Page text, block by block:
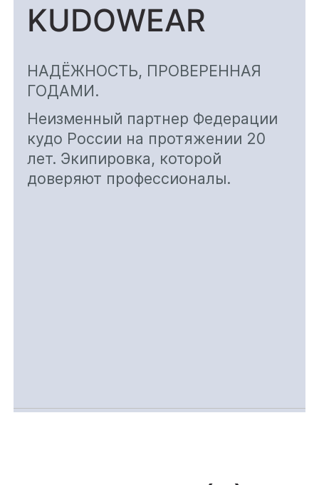
KUDOWEAR
НАДЁЖНОСТЬ, ПРОВЕРЕННАЯ
ГОДАМИ.
Неизменный партнер Федерации
кудо России на протяжении 20
лет. Экипировка, которой
доверяют профессионалы.